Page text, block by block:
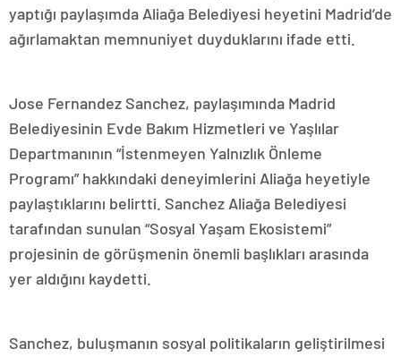
yaptığı paylaşımda Aliağa Belediyesi heyetini Madrid’de
ağırlamaktan memnuniyet duyduklarını ifade etti.
Jose Fernandez Sanchez, paylaşımında Madrid
Belediyesinin Evde Bakım Hizmetleri ve Yaşlılar
Departmanının “İstenmeyen Yalnızlık Önleme
Programı” hakkındaki deneyimlerini Aliağa heyetiyle
paylaştıklarını belirtti. Sanchez Aliağa Belediyesi
tarafından sunulan “Sosyal Yaşam Ekosistemi”
projesinin de görüşmenin önemli başlıkları arasında
yer aldığını kaydetti.
Sanchez, buluşmanın sosyal politikaların geliştirilmesi